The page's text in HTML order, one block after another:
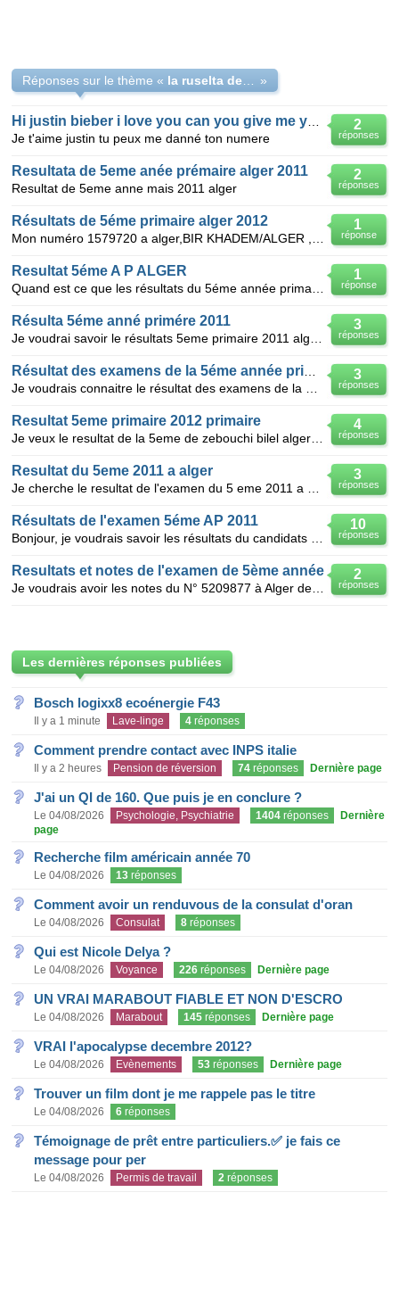
Réponses sur le thème « »
2
réponses
Je t'aime justin tu peux me danné ton numere
2
réponses
Resultata de 5eme anée prémaire alger 2011
Resultat de 5eme anne mais 2011 alger
1
réponse
Résultats de 5éme primaire alger 2012
1
réponse
Resultat 5éme A P ALGER
3
réponses
Résulta 5éme anné primére 2011
3
réponses
4
réponses
Resultat 5eme primaire 2012 primaire
3
réponses
Resultat du 5eme 2011 a alger
10
réponses
Résultats de l'examen 5éme AP 2011
2
réponses
Resultats et notes de l'examen de 5ème année
Les dernières réponses publiées
Bosch logixx8 ecoénergie F43
Il y a 1 minute Lave-linge 4 réponses
Comment prendre contact avec INPS italie
Il y a 2 heures Pension de réversion 74 réponses Dernière page
J'ai un QI de 160. Que puis je en conclure ?
Le 04/08/2026 Psychologie, Psychiatrie 1404 réponses
Dernière
page
Recherche film américain année 70
Le 04/08/2026 13 réponses
Comment avoir un renduvous de la consulat d'oran
Le 04/08/2026 Consulat 8 réponses
Qui est Nicole Delya ?
Le 04/08/2026 Voyance 226 réponses Dernière page
UN VRAI MARABOUT FIABLE ET NON D'ESCRO
Le 04/08/2026 Marabout 145 réponses Dernière page
VRAI l'apocalypse decembre 2012?
Le 04/08/2026 Evènements 53 réponses Dernière page
Trouver un film dont je me rappele pas le titre
Le 04/08/2026 6 réponses
Témoignage de prêt entre particuliers.✅ je fais ce
message pour per
Le 04/08/2026 Permis de travail 2 réponses